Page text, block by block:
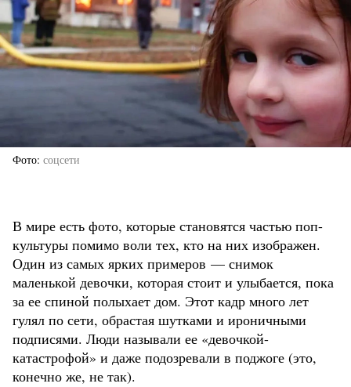
Фото соцсети
В мире есть фото, которые становятся частью поп-
культуры помимо воли тех, кто на них изображен.
Один из самых ярких примеров — снимок
маленькой девочки, которая стоит и улыбается, пока
за ее спиной полыхает дом. Этот кадр много лет
гулял по сети, обрастая шутками и ироничными
подписями. Люди называли ее «девочкой-
катастрофой» и даже подозревали в поджоге (это,
конечно же, не так).